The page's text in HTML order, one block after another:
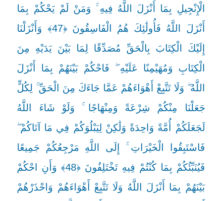
الْإِنْجِيلِ بِمَا أَنْزَلَ اللَّهُ فِيهِ ۚ وَمَنْ لَمْ يَحْكُمْ بِمَا
أَنْزَلَ اللَّهُ فَأُولَٰئِكَ هُمُ الْفَاسِقُونَ ﴿47﴾ وَأَنْزَلْنَا
إِلَيْكَ الْكِتَابَ بِالْحَقِّ مُصَدِّقًا لِمَا بَيْنَ يَدَيْهِ مِنَ
الْكِتَابِ وَمُهَيْمِنًا عَلَيْهِ ۖ فَاحْكُمْ بَيْنَهُمْ بِمَا أَنْزَلَ
اللَّهُ ۖ وَلَا تَتَّبِعْ أَهْوَاءَهُمْ عَمَّا جَاءَكَ مِنَ الْحَقِّ ۚ لِكُلٍّ
جَعَلْنَا مِنْكُمْ شِرْعَةً وَمِنْهَاجًا ۚ وَلَوْ شَاءَ اللَّهُ
لَجَعَلَكُمْ أُمَّةً وَاحِدَةً وَلَٰكِنْ لِيَبْلُوَكُمْ فِي مَا آتَاكُمْ ۖ
فَاسْتَبِقُوا الْخَيْرَاتِ ۚ إِلَى اللَّهِ مَرْجِعُكُمْ جَمِيعًا
فَيُنَبِّئُكُمْ بِمَا كُنْتُمْ فِيهِ تَخْتَلِفُونَ ﴿48﴾ وَأَنِ احْكُمْ
بَيْنَهُمْ بِمَا أَنْزَلَ اللَّهُ وَلَا تَتَّبِعْ أَهْوَاءَهُمْ وَاحْذَرْهُمْ